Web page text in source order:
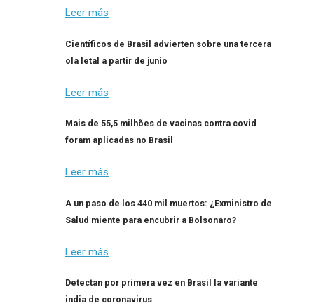
Leer más
Científicos de Brasil advierten sobre una tercera
ola letal a partir de junio
Leer más
Mais de 55,5 milhões de vacinas contra covid
foram aplicadas no Brasil
Leer más
A un paso de los 440 mil muertos: ¿Exministro de
Salud miente para encubrir a Bolsonaro?
Leer más
Detectan por primera vez en Brasil la variante
india de coronavirus